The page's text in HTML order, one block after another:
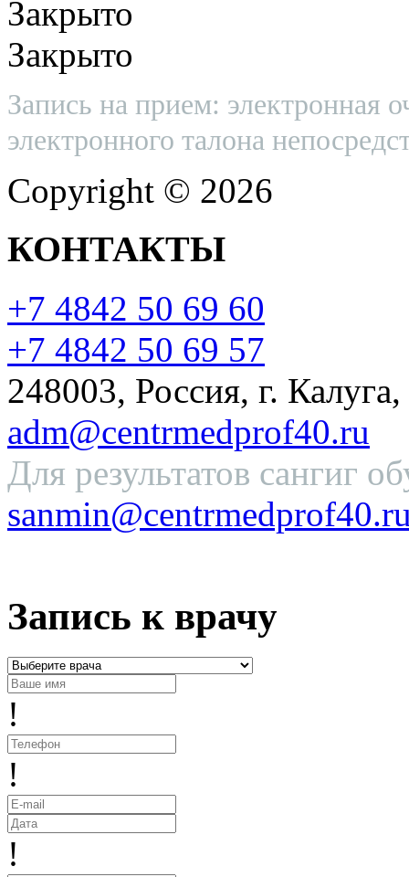
Закрыто
Закрыто
Запись на прием: электронная
электронного талона
Copyright © 2026
КОНТАКТЫ
+7 4842 50 69 60
+7 4842 50 69 57
248003, Россия, г.
adm@centrmedprof40.ru
Для результатов сангиг
Запись к врачу
!
!
!